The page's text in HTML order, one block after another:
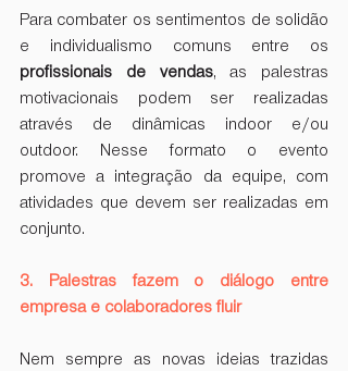
Para combater os sentimentos de solidão
profissionais de vendas, as palestras
motivacionais podem ser realizadas
através de dinâmicas indoor e/ou
outdoor. Nesse formato o evento
promove a integração da equipe, com
atividades que devem ser realizadas em
conjunto.
3. Palestras fazem o diálogo entre
empresa e colaboradores fluir
Nem sempre as novas ideias trazidas